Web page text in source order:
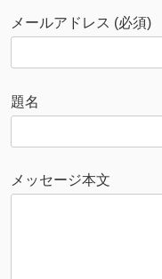
メールアドレス (必須)
題名
メッセージ本文